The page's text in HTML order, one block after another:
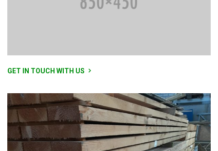
GET IN TOUCH WITH US